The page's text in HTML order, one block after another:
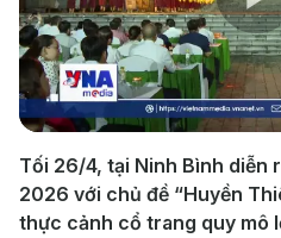
Tối 26/4, tại Ninh Bình diễn
2026 với chủ đề “Huyền
thực cảnh cổ trang quy mô